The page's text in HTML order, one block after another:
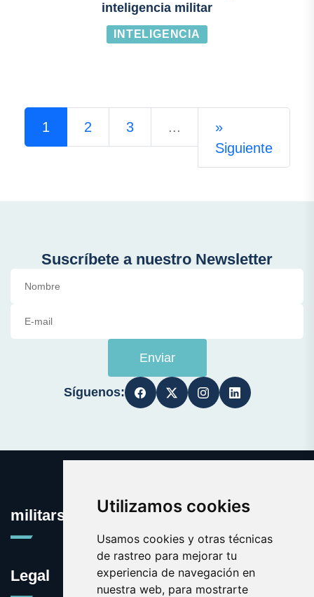
Utilizamos cookies
Usamos cookies y otras técnicas
de rastreo para mejorar tu
experiencia de navegación en
nuestra web, para mostrarte
inteligencia militar
INTELIGENCIA
1 2 3 ...
»
Siguiente
Suscríbete a nuestro Newsletter
Enviar
Síguenos:
militars.com
Legal